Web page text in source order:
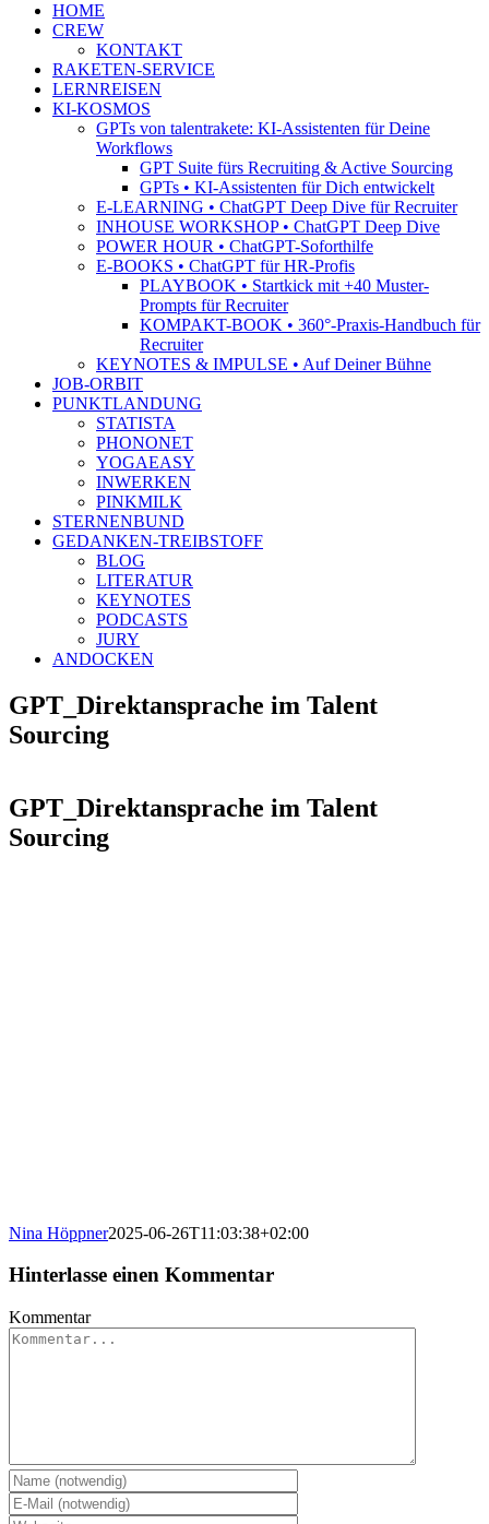
HOME
CREW
KONTAKT
RAKETEN-SERVICE
LERNREISEN
KI-KOSMOS
GPTs von talentrakete: KI-Assistenten für Deine
Workflows
GPT Suite fürs Recruiting & Active Sourcing
GPTs • KI-Assistenten für Dich entwickelt
E-LEARNING • ChatGPT Deep Dive für Recruiter
INHOUSE WORKSHOP • ChatGPT Deep Dive
POWER HOUR • ChatGPT-Soforthilfe
E-BOOKS • ChatGPT für HR-Profis
PLAYBOOK • Startkick mit +40 Muster-
Prompts für Recruiter
KOMPAKT-BOOK • 360°-Praxis-Handbuch für
Recruiter
KEYNOTES & IMPULSE • Auf Deiner Bühne
JOB-ORBIT
PUNKTLANDUNG
STATISTA
PHONONET
YOGAEASY
INWERKEN
PINKMILK
STERNENBUND
GEDANKEN-TREIBSTOFF
BLOG
LITERATUR
KEYNOTES
PODCASTS
JURY
ANDOCKEN
GPT_Direktansprache im Talent
Sourcing
GPT_Direktansprache im Talent
Sourcing
Nina Höppner2025-06-26T11:03:38+02:00
Hinterlasse einen Kommentar
Kommentar